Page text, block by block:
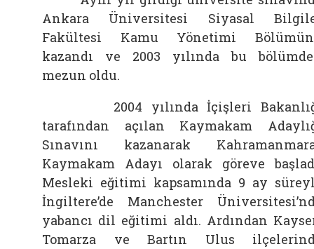
Ankara Üniversitesi Siyasal
Fakültesi Kamu Yönetimi
kazandı ve 2003 yılında bu
mezun oldu.
2004 yılında İçişleri
tarafından açılan Kaymakam
Sınavını kazanarak
Kaymakam Adayı olarak göreve
Mesleki eğitimi kapsamında 9 ay
İngiltere’de Manchester
yabancı dil eğitimi aldı. Ardından
Tomarza ve Bartın Ulus